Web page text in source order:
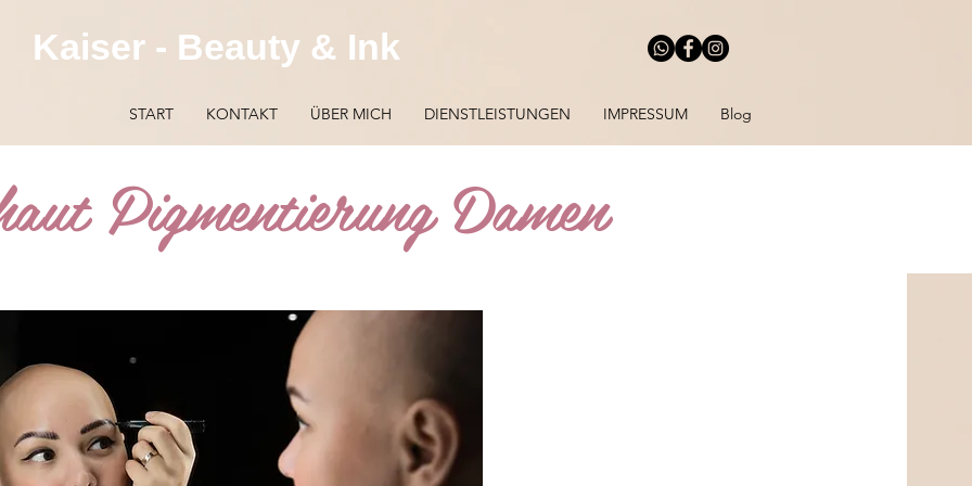
Kaiser - Beauty & Ink
START KONTAKT ÜBER MICH DIENSTLEISTUNGEN IMPRESSUM Blog
Pigmentierung Damen